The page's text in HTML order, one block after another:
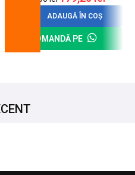
ADAUGĂ ÎN COȘ
COMANDĂ PE